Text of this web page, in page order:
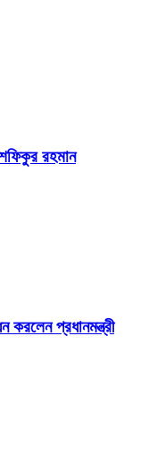
রহমান
প্রধানমন্ত্রী